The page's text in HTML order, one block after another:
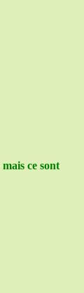
mais ce sont